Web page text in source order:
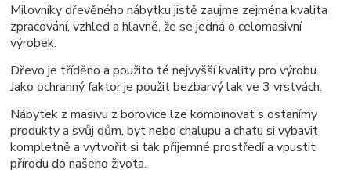
Milovníky dřevěného nábytku jistě zaujme zejména kvalita
zpracování, vzhled a hlavně, že se jedná o celomasivní
výrobek.
Dřevo je tříděno a použito té nejvyšší kvality pro výrobu.
Jako ochranný faktor je použit bezbarvý lak ve 3 vrstvách.
Nábytek z masivu z borovice lze kombinovat s ostanímy
produkty a svůj dům, byt nebo chalupu a chatu si vybavit
kompletně a vytvořit si tak přijemné prostředí a vpustit
přírodu do našeho života.